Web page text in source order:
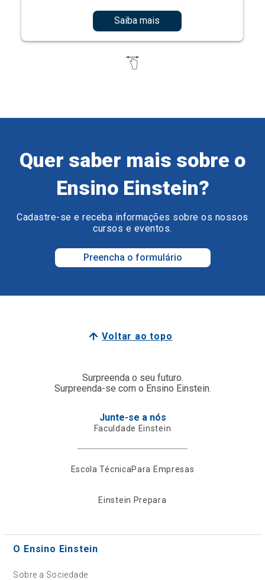
Saiba mais
Quer saber mais sobre o
Ensino Einstein?
Cadastre-se e receba informações sobre os nossos
cursos e eventos.
Preencha o formulário
Voltar ao topo
Surpreenda o seu futuro.
Surpreenda-se com o Ensino Einstein.
Junte-se a nós
Faculdade Einstein
Escola TécnicaPara Empresas
Einstein Prepara
O Ensino Einstein
Sobre a Sociedade